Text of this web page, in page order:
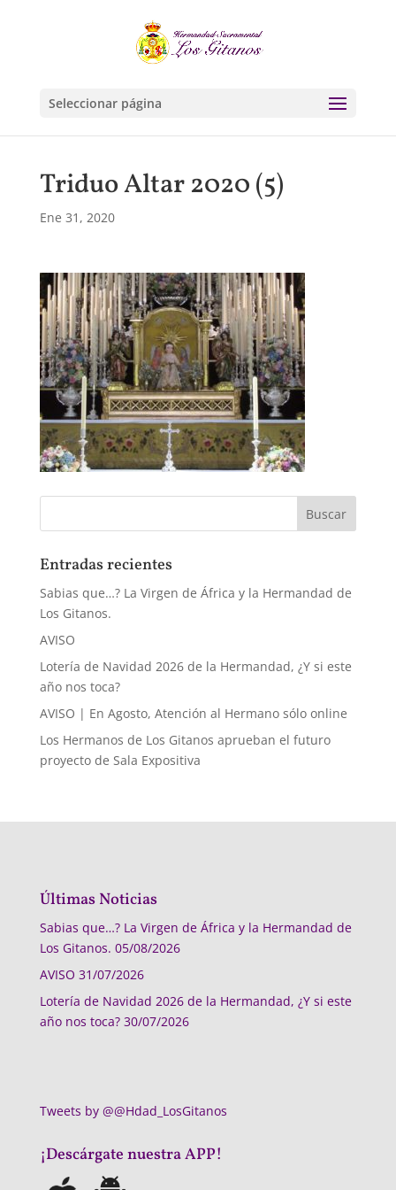
Seleccionar página
Triduo Altar 2020 (5)
Ene 31, 2020
Entradas recientes
Sabias que…? La Virgen de África y la Hermandad de
Los Gitanos.
AVISO
Lotería de Navidad 2026 de la Hermandad, ¿Y si este
año nos toca?
AVISO | En Agosto, Atención al Hermano sólo online
Los Hermanos de Los Gitanos aprueban el futuro
proyecto de Sala Expositiva
Últimas Noticias
Sabias que…? La Virgen de África y la Hermandad de
Los Gitanos. 05/08/2026
AVISO 31/07/2026
Lotería de Navidad 2026 de la Hermandad, ¿Y si este
año nos toca? 30/07/2026
Tweets by @@Hdad_LosGitanos
¡Descárgate nuestra APP!